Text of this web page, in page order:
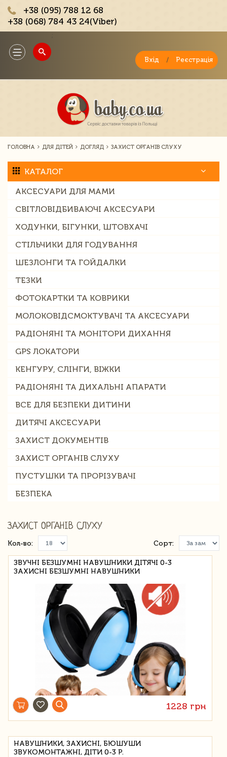
+38 (095) 788 12 68
+38 (068) 784 43 24(Viber)
Toggle
navigation
Вхід / Реєстрація
ГОЛОВНА ДЛЯ ДІТЕЙ ДОГЛЯД ЗАХИСТ ОРГАНІВ СЛУХУ
КАТАЛОГ
АКСЕСУАРИ ДЛЯ МАМИ
СВІТЛОВІДБИВАЮЧІ АКСЕСУАРИ
ХОДУНКИ, БІГУНКИ, ШТОВХАЧІ
СТІЛЬЧИКИ ДЛЯ ГОДУВАННЯ
ШЕЗЛОНГИ ТА ГОЙДАЛКИ
ТЕЗКИ
ФОТОКАРТКИ ТА КОВРИКИ
МОЛОКОВІДСМОКТУВАЧІ ТА АКСЕСУАРИ
РАДІОНЯНІ ТА МОНІТОРИ ДИХАННЯ
GPS ЛОКАТОРИ
КЕНГУРУ, СЛІНГИ, ВІЖКИ
РАДІОНЯНІ ТА ДИХАЛЬНІ АПАРАТИ
ВСЕ ДЛЯ БЕЗПЕКИ ДИТИНИ
ДИТЯЧІ АКСЕСУАРИ
ЗАХИСТ ДОКУМЕНТІВ
ЗАХИСТ ОРГАНІВ СЛУХУ
ПУСТУШКИ ТА ПРОРІЗУВАЧІ
БЕЗПЕКА
ЗАХИСТ ОРГАНІВ СЛУХУ
Кол-во: Сорт:
ЗВУЧНІ БЕЗШУМНІ НАВУШНИКИ ДІТЯЧІ 0-3
ЗАХИСНІ БЕЗШУМНІ НАВУШНИКИ
1228 грн
НАВУШНИКИ, ЗАХИСНІ, БЮШУШИ
ЗВУКОМОНТАЖНІ, ДІТИ 0-3 Р.